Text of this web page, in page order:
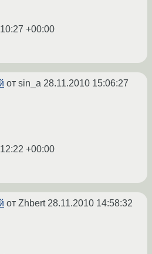
+00:00
от sin_a 28.11.2010 15:06:27
+00:00
от Zhbert28.11.2010 14:58:32